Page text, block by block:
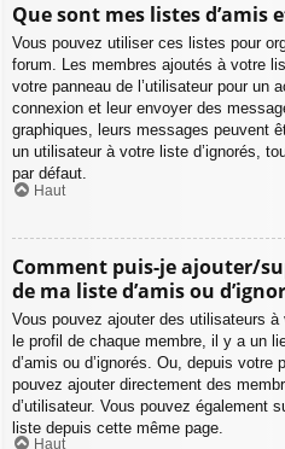
Que sont mes listes d’amis
Vous pouvez utiliser ces listes pour
forum. Les membres ajoutés à votre
votre panneau de l’utilisateur pour un
connexion et leur envoyer des
graphiques, leurs messages peuvent
un utilisateur à votre liste d’ignorés,
par défaut.
Haut
Comment puis-je ajouter/
de ma liste d’amis ou
Vous pouvez ajouter des utilisateurs
le profil de chaque membre, il y a un
d’amis ou d’ignorés. Ou, depuis votre
pouvez ajouter directement des
d’utilisateur. Vous pouvez également
liste depuis cette même page.
Haut